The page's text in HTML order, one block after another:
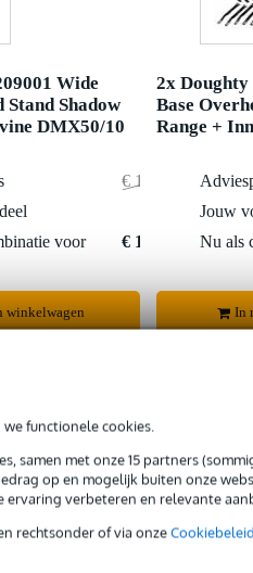
functionele cookies.
samen met onze 15 partners
op en mogelijk buiten onze
ervaring verbeteren en relevante
rechtsonder of via onzeCookiebeleid
Wide
Stand Shadow
DMX50/10
€ 1.108,-
voor
€ 1.056,-
winkelwagen
2x Doughty
Base
Range +
Jouw
Nu als
In
Gratis retourneren
Gratis CO2-neutrale